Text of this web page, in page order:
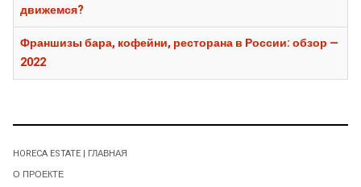
движемся?
Франшизы бара, кофейни, ресторана в России: обзор —
2022
HORECA ESTATE | ГЛАВНАЯ
О ПРОЕКТЕ